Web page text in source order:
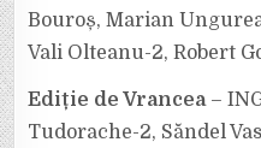
Bouroș, Marian
Vali Olteanu-2, Robert
Ediție de Vrancea–
Tudorache-2, Săndel